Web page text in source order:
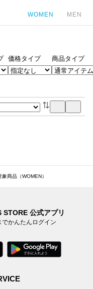
WOMEN MEN
価格タイプ 商品タイプ
象商品（WOMEN）
STORE 公式アプリ
かんたんログイン